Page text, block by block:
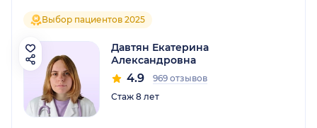
Выбор пациентов 2025
Давтян Екатерина
Александровна
4.9
969 отзывов
Стаж 8 лет